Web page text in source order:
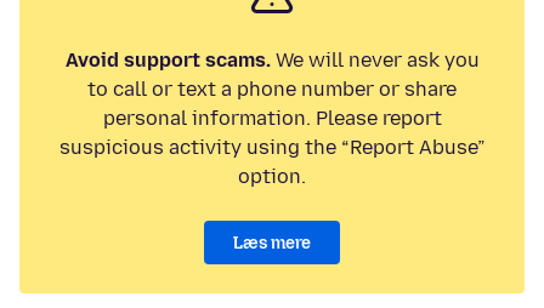
Avoid support scams.We will never ask you
to call or text a phone number or share
personal information. Please report
suspicious activity using the “Report Abuse”
option.
Læs mere